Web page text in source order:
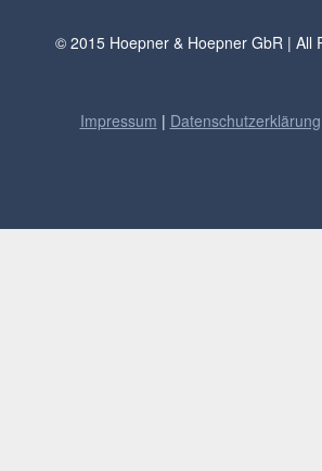
© 2015 Hoepner & Hoepner GbR | All
Impressum | Datenschutzerklärung